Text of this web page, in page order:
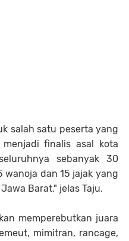
salah satu peserta yang
finalis asal kota
sebanyak 30
dan 15 jajak yang
Barat," jelas Taju.
memperebutkan juara
mimitran, rancage,